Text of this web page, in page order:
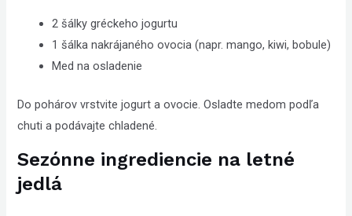
2 šálky gréckeho jogurtu
1 šálka nakrájaného ovocia (napr. mango, kiwi, bobule)
Med na osladenie
Do pohárov vrstvite jogurt a ovocie. Osladte medom podľa
chuti a podávajte chladené.
Sezónne ingrediencie na letné
jedlá